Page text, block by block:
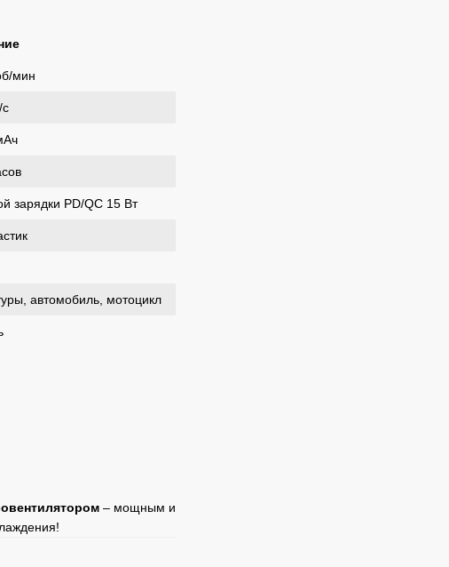
мин
зарядки PD/QC 15 Вт
автомобиль, мотоцикл
– мощным и